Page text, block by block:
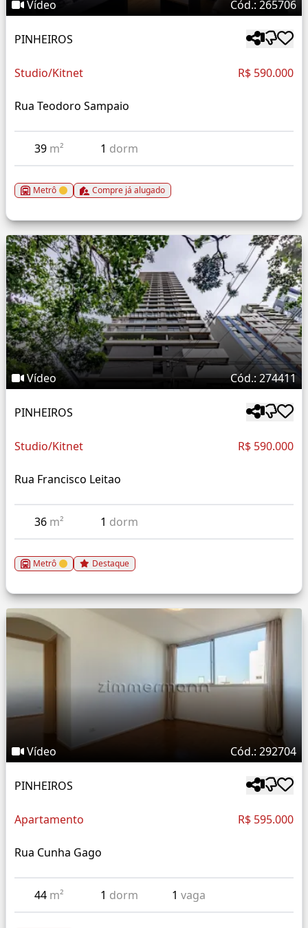
Vídeo Cód.: 265706
PINHEIROS
Studio/Kitnet R$ 590.000
Rua Teodoro Sampaio
39 m² 1 dorm
Metrô Compre já alugado
Vídeo Cód.: 274411
PINHEIROS
Studio/Kitnet R$ 590.000
Rua Francisco Leitao
36 m² 1 dorm
Metrô Destaque
Vídeo Cód.: 292704
PINHEIROS
Apartamento R$ 595.000
Rua Cunha Gago
44 m² 1 dorm 1vaga